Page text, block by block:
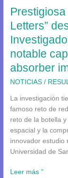
Letters”
notable
absorber
NOTICIAS /
La investigación
famoso reto de
reto de la botella
espacial y la
innovador estudio
Universidad de
de
Investigadores
USACH
sobre
la
notable
capacidad
del
agua
para
absorber
impactos
Leer más ”